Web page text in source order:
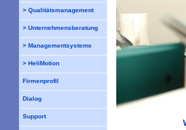
> Qualitätsmanagement
> Unternehmensberatung
> Managementsysteme
> HeliMotion
Firmenprofil
Dialog
Support